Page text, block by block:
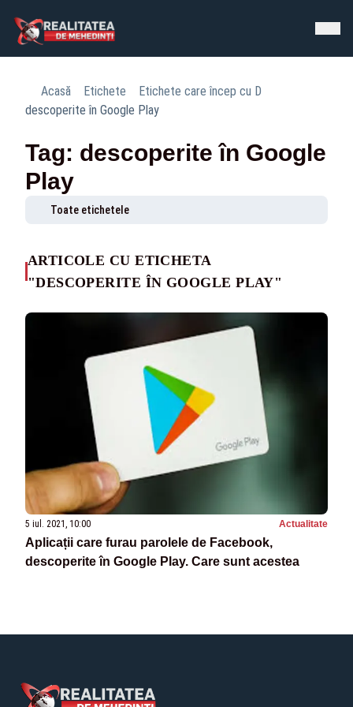
Acasă Etichete
Etichete care încep cu D
descoperite în Google Play
Tag: descoperite în Google
Play
Toate etichetele
ARTICOLE CU ETICHETA
"DESCOPERITE ÎN GOOGLE PLAY"
5 iul. 2021, 10:00 Actualitate
Aplicații care furau parolele de Facebook,
descoperite în Google Play. Care sunt acestea